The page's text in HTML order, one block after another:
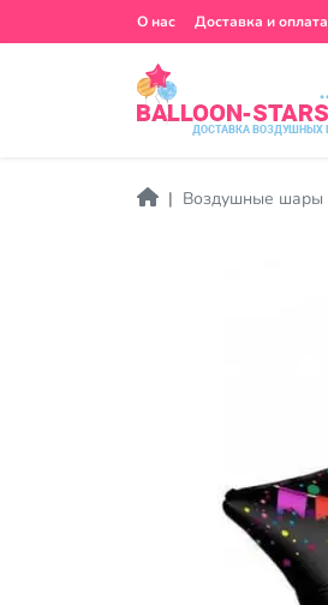
О нас Доставка и оплата
Воздушные шары